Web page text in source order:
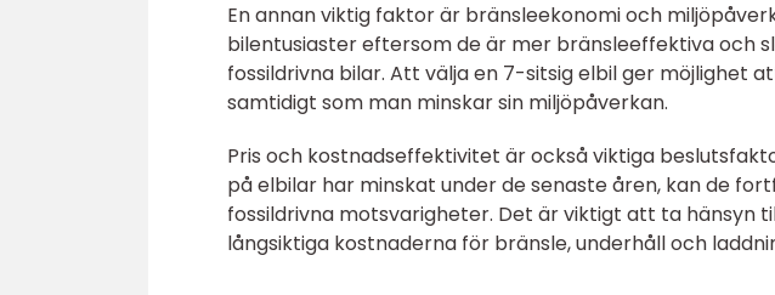
En annan viktig faktor är bränsleekonomi och
bilentusiaster eftersom de är mer bränsleeffektiva och
fossildrivna bilar. Att välja en 7-sitsig elbil ger möjlighet
samtidigt som man minskar sin miljöpåverkan.
Pris och kostnadseffektivitet är också viktiga
på elbilar har minskat under de senaste åren, kan de
fossildrivna motsvarigheter. Det är viktigt att ta hänsyn
långsiktiga kostnaderna för bränsle, underhåll och